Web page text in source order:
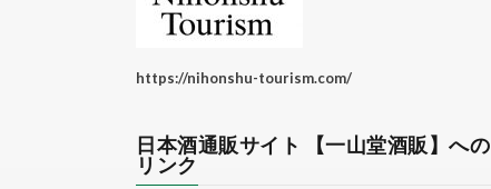
https://nihonshu-tourism.com/
日本酒通販サイト 【一山堂酒販】への
リンク